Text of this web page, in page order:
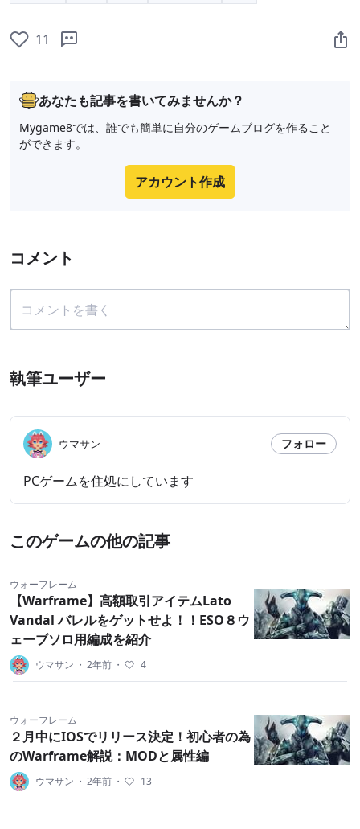
11
あなたも記事を書いてみませんか？
Mygame8では、誰でも簡単に自分のゲームブログを作ること
ができます。
アカウント作成
コメント
執筆ユーザー
ウマサン フォロー
PCゲームを住処にしています
このゲームの他の記事
ウォーフレーム
【Warframe】高額取引アイテムLato
Vandal バレルをゲットせよ！！ESO８ウ
ェーブソロ用編成を紹介
ウマサン ・ 2年前 ・ 4
ウォーフレーム
２月中にIOSでリリース決定！初心者の為
のWarframe解説：MODと属性編
ウマサン ・ 2年前 ・ 13